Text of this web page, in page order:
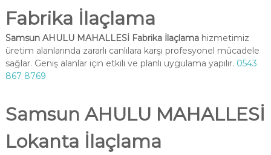
Fabrika İlaçlama
Samsun AHULU MAHALLESİ Fabrika İlaçlamahizmetimiz
üretim alanlarında zararlı canlılara karşı profesyonel mücadele
sağlar. Geniş alanlar için etkili ve planlı uygulama yapılır. 0543
867 8769
Samsun AHULU MAHALLESİ
Lokanta İlaçlama